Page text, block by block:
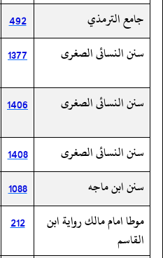
جامع الترمذي
492
سنن النسائى الصغرى
1377
سنن النسائى الصغرى
1406
سنن النسائى الصغرى
1408
سنن ابن ماجه
1088
موطا امام مالك رواية ابن
القاسم
212